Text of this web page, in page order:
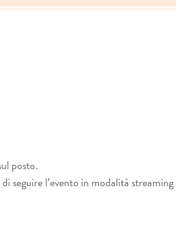
posto.
seguire l’evento in modalità